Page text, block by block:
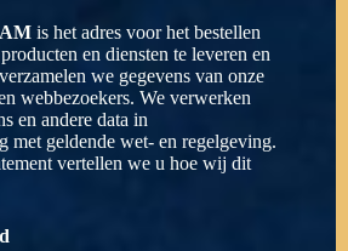
is het adres voor het bestellen
en diensten te leveren en
we gegevens van onze
webbezoekers. We verwerken
en andere data in
met geldende wet- en regelgeving.
vertellen we u hoe wij dit